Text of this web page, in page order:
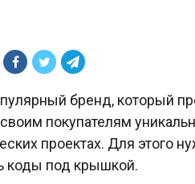
бренд, который
покупателям
проектах. Для этого
коды под крышкой.